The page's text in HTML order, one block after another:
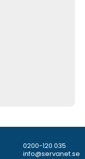
0200-120 035
info@servanet.se